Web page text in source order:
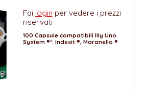
Fai login per vedere i prezzi
riservati
100 Capsule compatibili Illy Uno
System ®*: Indesit ®, Maranello ®